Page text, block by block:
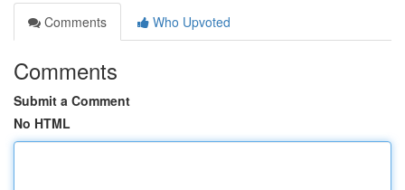
Comments
Who Upvoted
Comments
Submit a Comment
No HTML